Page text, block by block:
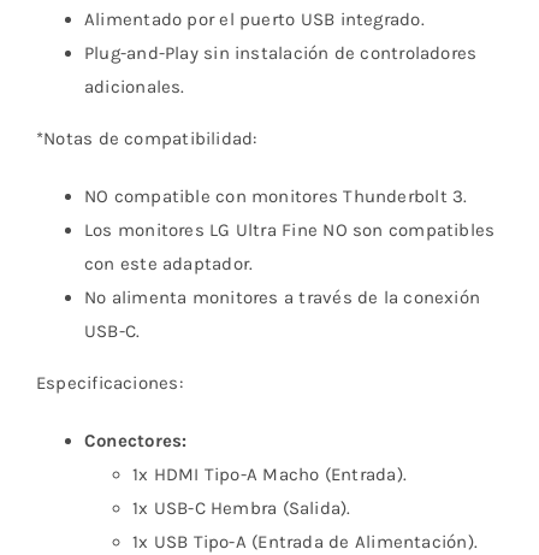
Alimentado por el puerto USB integrado.
Plug-and-Play sin instalación de controladores
adicionales.
*Notas de compatibilidad:
NO compatible con monitores Thunderbolt 3.
Los monitores LG Ultra Fine NO son compatibles
con este adaptador.
No alimenta monitores a través de la conexión
USB-C.
Especificaciones:
Conectores:
1x HDMI Tipo-A Macho (Entrada).
1x USB-C Hembra (Salida).
1x USB Tipo-A (Entrada de Alimentación).